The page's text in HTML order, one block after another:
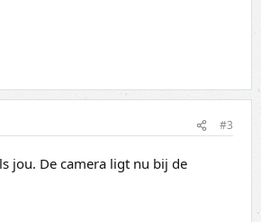
#3
jou. De camera ligt nu bij de